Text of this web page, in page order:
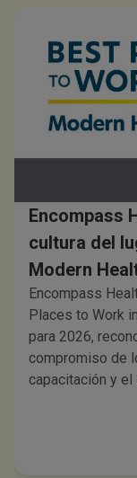
Encompass
cultura del
Modern
Encompass
Places to Work
para 2026,
compromiso de
capacitación y